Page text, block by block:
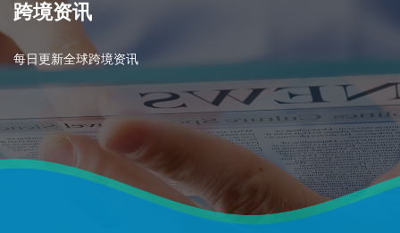
跨境资讯
每日更新全球跨境资讯